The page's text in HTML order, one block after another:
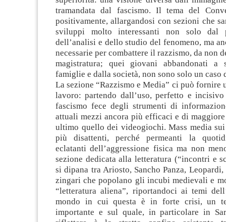
tramandata dal fascismo. Il tema del
positivamente, allargandosi con sezioni che
sviluppi molto interessanti non solo dal
dell’analisi e dello studio del fenomeno, ma
necessarie per combattere il razzismo, da non
magistratura; quei giovani abbandonati a
famiglie e dalla società, non sono solo un caso
La sezione “Razzismo e Media” ci può
lavoro: partendo dall’uso, perfetto e
fascismo fece degli strumenti di
attuali mezzi ancora più efficaci e di
ultimo quello dei videogiochi. Mass media
più disattenti, perché permeanti la
eclatanti dell’aggressione fisica ma non
sezione dedicata alla letteratura (“incontri e
si dipana tra Ariosto, Sancho Panza,
zingari che popolano gli incubi medievali e
“letteratura aliena”, riportandoci ai temi
mondo in cui questa è in forte crisi, un
importante e sul quale, in particolare in